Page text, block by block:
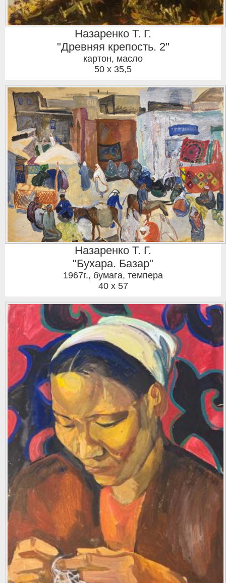
Назаренко Т. Г.
"Древняя крепость. 2"
картон, масло
50 x 35,5
Назаренко Т. Г.
"Бухара. Базар"
1967г., бумага, темпера
40 x 57